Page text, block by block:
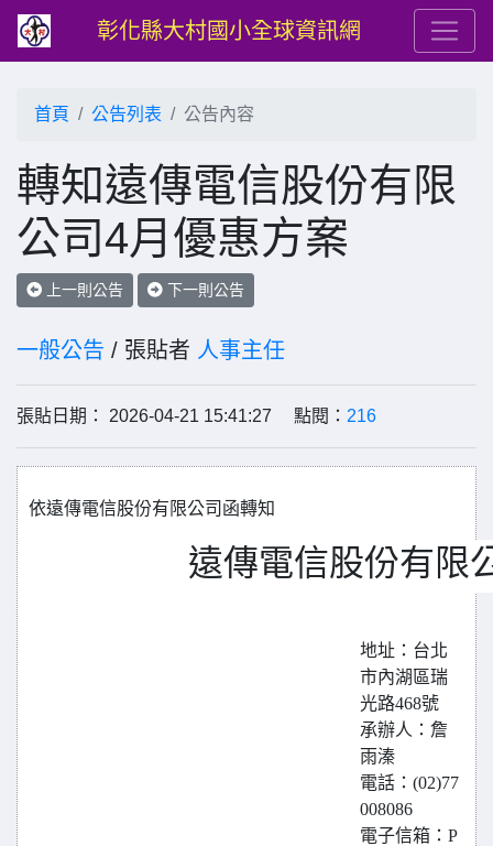
彰化縣大村國小全球資訊網
首頁 公告列表 公告內容
轉知遠傳電信股份有限
公司4月優惠方案
上一則公告 下一則公告
一般公告 / 張貼者 人事主任
張貼日期： 2026-04-21 15:41:27 點閱： 216
依遠傳電信股份有限公司函轉知
遠傳電信股份有限
地址：台北
市內湖區瑞
光路468號
承辦人：詹
雨溱
電話：(02)77
008086
電子信箱：P